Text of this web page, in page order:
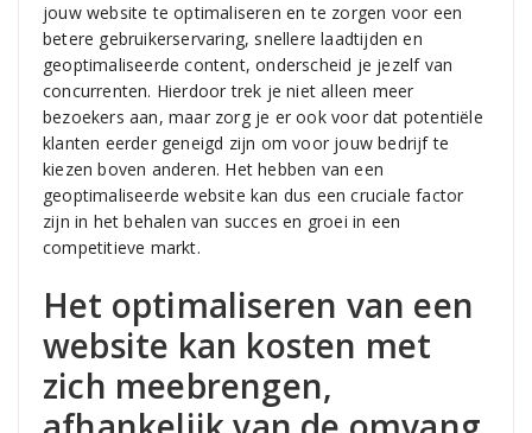
jouw website te optimaliseren en te zorgen voor een
betere gebruikerservaring, snellere laadtijden en
geoptimaliseerde content, onderscheid je jezelf van
concurrenten. Hierdoor trek je niet alleen meer
bezoekers aan, maar zorg je er ook voor dat potentiële
klanten eerder geneigd zijn om voor jouw bedrijf te
kiezen boven anderen. Het hebben van een
geoptimaliseerde website kan dus een cruciale factor
zijn in het behalen van succes en groei in een
competitieve markt.
Het optimaliseren van een
website kan kosten met
zich meebrengen,